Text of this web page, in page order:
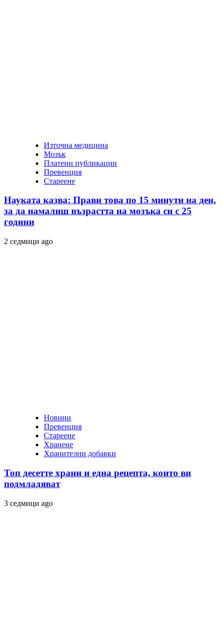
Източна медицина
Мозък
Платени публикации
Превенция
Стареене
Науката казва: Прави това по 15 минути на ден,
за да намалиш възрастта на мозъка си с 25
години
2 седмици ago
Новини
Превенция
Стареене
Хранене
Хранителни добавки
Топ десетте храни и една рецепта, които ви
подмладяват
3 седмици ago